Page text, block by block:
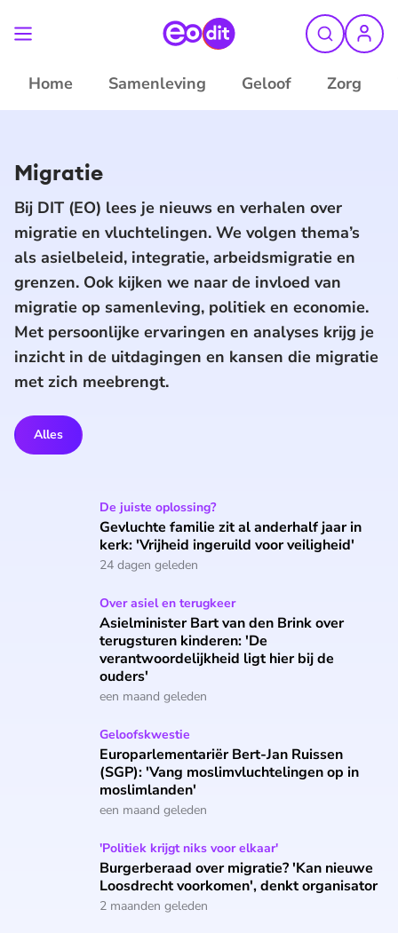
Home Samenleving Geloof Zorg
Migratie
Bij DIT (EO) lees je nieuws en verhalen over
migratie en vluchtelingen. We volgen thema’s
als asielbeleid, integratie, arbeidsmigratie en
grenzen. Ook kijken we naar de invloed van
migratie op samenleving, politiek en economie.
Met persoonlijke ervaringen en analyses krijg je
inzicht in de uitdagingen en kansen die migratie
met zich meebrengt.
Alles
Gevluchte familie zit al anderhalf jaar in kerk: 'Vrijheid
De juiste oplossing?
Gevluchte familie zit al anderhalf jaar in
kerk: 'Vrijheid ingeruild voor veiligheid'
24 dagen geleden
Asielminister Bart van den Brink over terugsturen
Over asiel en terugkeer
Asielminister Bart van den Brink over
terugsturen kinderen: 'De
verantwoordelijkheid ligt hier bij de
ouders'
een maand geleden
Europarlementariër Bert-Jan Ruissen (SGP): 'Vang
Geloofskwestie
Europarlementariër Bert-Jan Ruissen
(SGP): 'Vang moslimvluchtelingen op in
moslimlanden'
een maand geleden
Burgerberaad over migratie? 'Kan nieuwe Loosdrecht
'Politiek krijgt niks voor elkaar'
Burgerberaad over migratie? 'Kan nieuwe
Loosdrecht voorkomen', denkt organisator
2 maanden geleden